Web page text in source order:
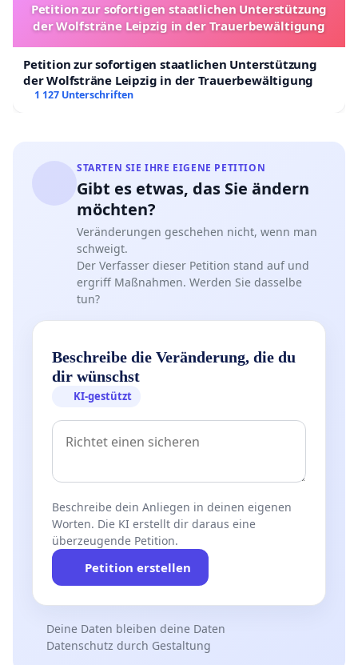
Petition zur sofortigen staatlichen Unterstützung
der Wolfsträne Leipzig in der Trauerbewältigung
Petition zur sofortigen staatlichen Unterstützung
der Wolfsträne Leipzig in der Trauerbewältigung
1 127 Unterschriften
STARTEN SIE IHRE EIGENE PETITION
Gibt es etwas, das Sie ändern
möchten?
Veränderungen geschehen nicht, wenn man
schweigt.
Der Verfasser dieser Petition stand auf und
ergriff Maßnahmen. Werden Sie dasselbe
tun?
Beschreibe die Veränderung, die du
dir wünschst
KI-gestützt
Beschreibe dein Anliegen in deinen eigenen
Worten. Die KI erstellt dir daraus eine
überzeugende Petition.
Petition erstellen
Deine Daten bleiben deine Daten
Datenschutz durch Gestaltung